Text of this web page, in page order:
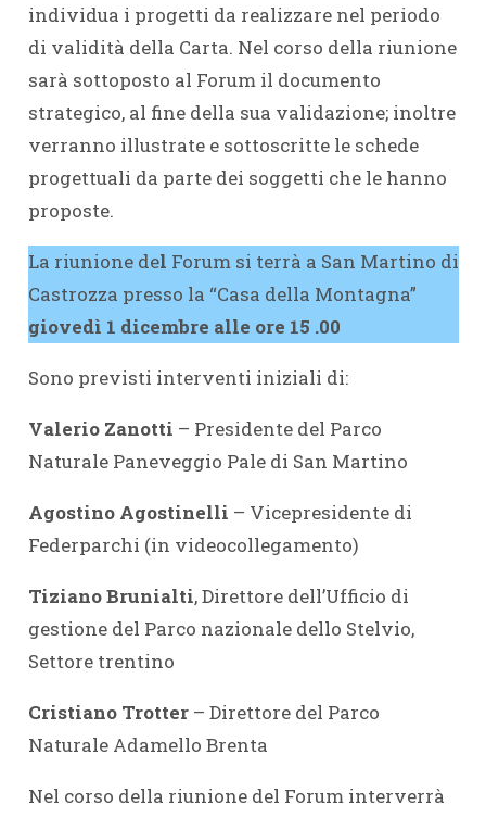
individua i progetti da realizzare nel periodo
di validità della Carta. Nel corso della riunione
sarà sottoposto al Forum il documento
strategico, al fine della sua validazione; inoltre
verranno illustrate e sottoscritte le schede
progettuali da parte dei soggetti che le hanno
proposte.
La riunione del Forum si terrà a San Martino di
Castrozza presso la “Casa della Montagna”
giovedì 1 dicembre alle ore 15 .00
Sono previsti interventi iniziali di:
Valerio Zanotti – Presidente del Parco
Naturale Paneveggio Pale di San Martino
Agostino Agostinelli – Vicepresidente di
Federparchi (in videocollegamento)
Tiziano Brunialti, Direttore dell’Ufficio di
gestione del Parco nazionale dello Stelvio,
Settore trentino
Cristiano Trotter– Direttore del Parco
Naturale Adamello Brenta
Nel corso della riunione del Forum interverrà